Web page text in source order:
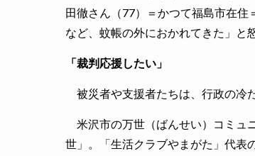
田徹さん（77）＝かつて福島市在住
など、蚊帳の外におかれてきた」と
「裁判応援したい」
被災者や支援者たちは、行政の冷
米沢市の万世（ばんせい）コミュ
世」。「生活クラブやまがた」代表